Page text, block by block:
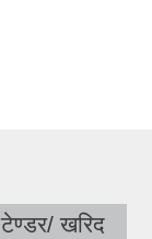
टेण्डर/ खरिद